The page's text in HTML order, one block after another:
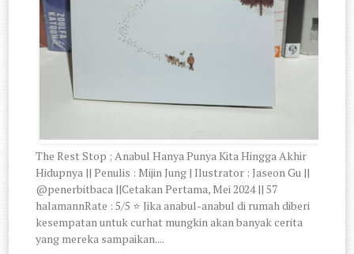
The Rest Stop ; Anabul Hanya Punya Kita Hingga Akhir
Hidupnya || Penulis : Mijin Jung | Ilustrator : Jaseon Gu ||
@penerbitbaca ||Cetakan Pertama, Mei 2024 || 57
halamannRate : 5/5 ⭐ Jika anabul-anabul di rumah diberi
kesempatan untuk curhat mungkin akan banyak cerita
yang mereka sampaikan....